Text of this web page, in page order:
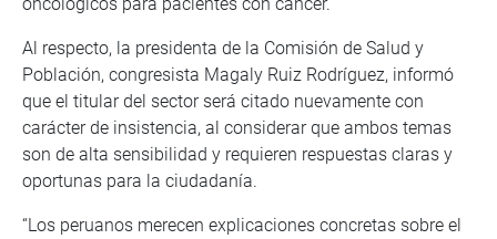
Al respecto, la presidenta de la Comisión de Salud y
Población, congresista Magaly Ruiz Rodríguez, informó
que el titular del sector será citado nuevamente con
carácter de insistencia, al considerar que ambos temas
son de alta sensibilidad y requieren respuestas claras y
oportunas para la ciudadanía.
“Los peruanos merecen explicaciones concretas sobre el